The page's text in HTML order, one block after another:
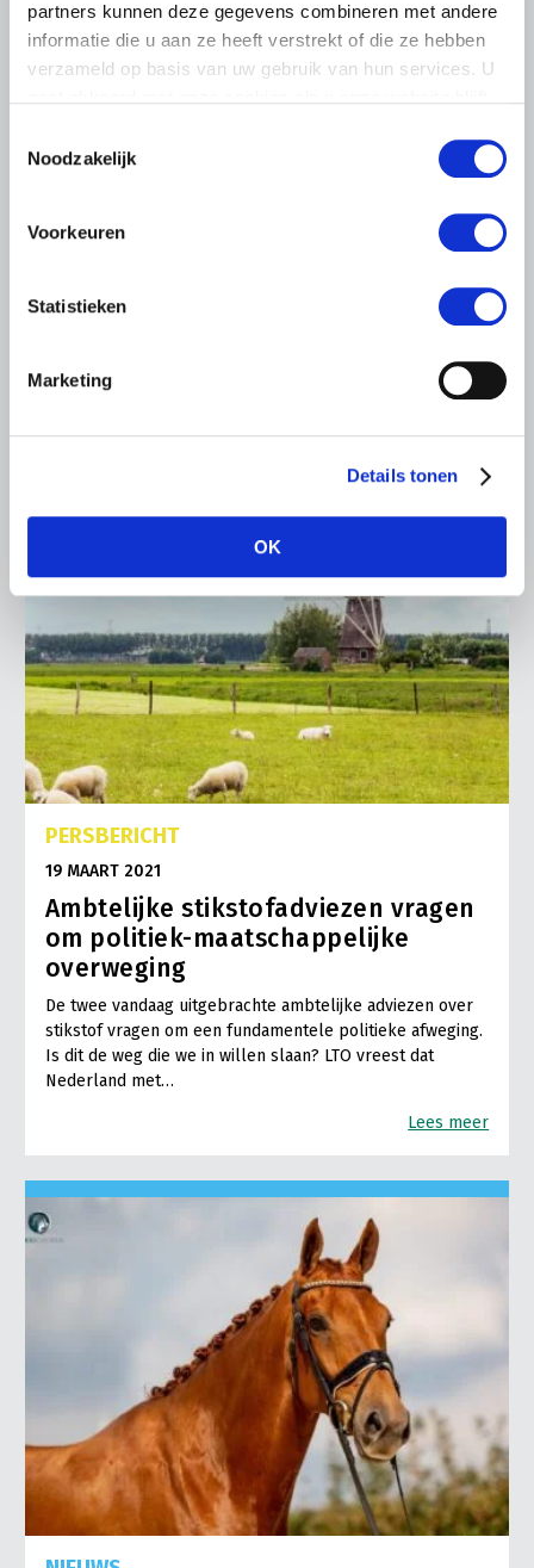
partners kunnen deze gegevens combineren met andere
informatie die u aan ze heeft verstrekt of die ze hebben
verzameld op basis van uw gebruik van hun services. U
Noodzakelijk
Voorkeuren
Statistieken
Marketing
Details tonen
OK
Tips bij het veulenen van de merrie
Veulentjes in de wei zijn altijd een mooi gezicht, maar dan
Lees meer
PERSBERICHT
19 MAART 2021
Ambtelijke stikstofadviezen vragen
om politiek-maatschappelijke
overweging
De twee vandaag uitgebrachte ambtelijke adviezen over
stikstof vragen om een fundamentele politieke afweging.
Is dit de weg die we in willen slaan? LTO vreest dat
Nederland met…
Lees meer